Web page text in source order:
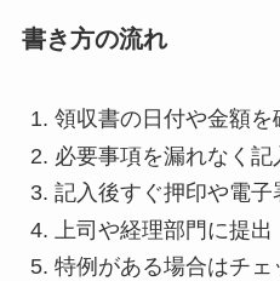
書き方の流れ
領収書の日付や金額を
必要事項を漏れなく記
記入後すぐ押印や電子
上司や経理部門に提出
特例がある場合はチェ